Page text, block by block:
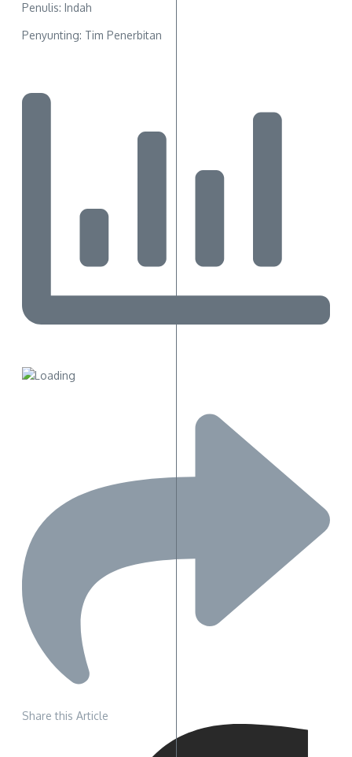
Penulis: Indah
Penyunting: Tim Penerbitan
Share this Article